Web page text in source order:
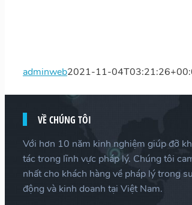
adminweb2021-11-
VỀ CHÚNG TÔI
Với hơn 10 năm kinh nghiệm giúp đỡ
tác trong lĩnh vực pháp lý. Chúng tôi
nhất cho khách hàng về pháp lý trong
động và kinh doanh tại Việt Nam.